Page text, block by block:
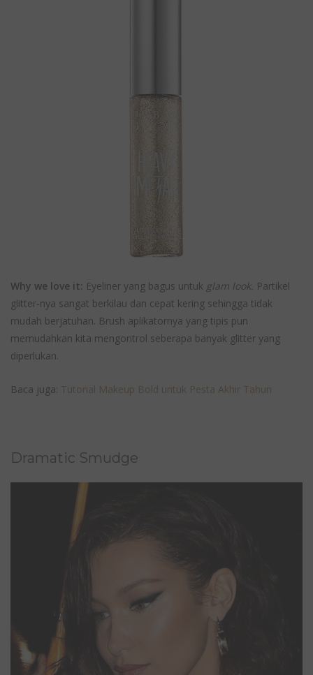
Why we love it: Eyeliner yang bagus untuk glam look. Partikel
glitter-nya sangat berkilau dan cepat kering sehingga tidak
mudah berjatuhan. Brush aplikatornya yang tipis pun
memudahkan kita mengontrol seberapa banyak glitter yang
diperlukan.
Baca juga: Tutorial Makeup Bold untuk Pesta Akhir Tahun
Dramatic Smudge